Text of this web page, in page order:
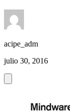
acipe_adm
julio 30, 2016